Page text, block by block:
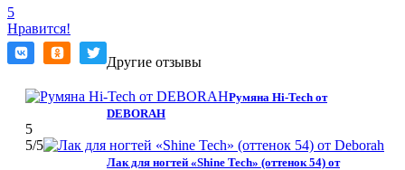
5
Нравится!
Другие отзывы
Румяна Hi-Tech от
DEBORAH
5
5/5
Лак для ногтей «Shine Tech» (оттенок 54) от